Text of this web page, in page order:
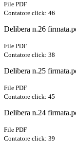
File PDF
Contatore click: 46
Delibera n.26
File PDF
Contatore click: 38
Delibera n.25
File PDF
Contatore click: 45
Delibera n.24
File PDF
Contatore click: 39